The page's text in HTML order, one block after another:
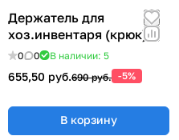
Держатель для
хоз.инвентаря (крюк)
0 0 В наличии: 5
655,50 руб.690 руб. -5%
В корзину